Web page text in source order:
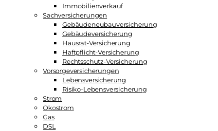
Immobilienverkauf
Sachversicherungen
Gebäudeneubauversicherung
Gebäudeversicherung
Hausrat-Versicherung
Haftpflicht-Versicherung
Rechtsschutz-Versicherung
Vorsorgeversicherungen
Lebensversicherung
Risiko-Lebensversicherung
Strom
Ökostrom
Gas
DSL